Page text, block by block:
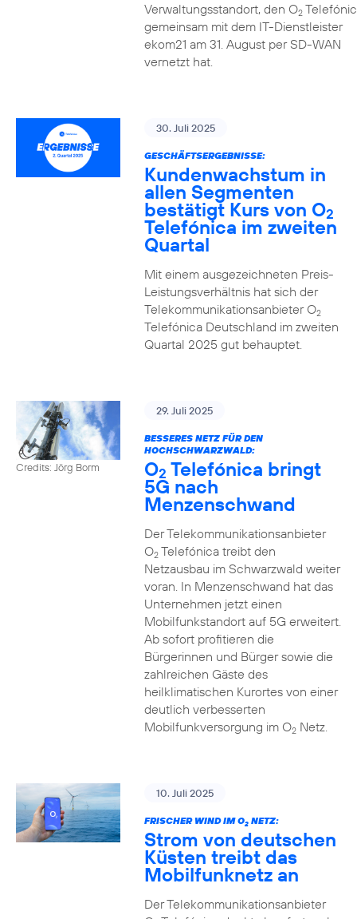
Verwaltungsstandort, den O2
gemeinsam mit dem IT-Dienstleister
ekom21 am 31. August per SD-WAN
vernetzt hat.
30. Juli 2025
GESCHÄFTSERGEBNISSE:
Kundenwachstum in
allen Segmenten
bestätigt Kurs von O2
Telefónica im zweiten
Quartal
Mit einem ausgezeichneten Preis-
Leistungsverhältnis hat sich der
Telekommunikationsanbieter O2
Telefónica Deutschland im zweiten
Quartal 2025 gut behauptet.
Credits: Jörg Borm
29. Juli 2025
BESSERES NETZ FÜR DEN
HOCHSCHWARZWALD:
O2 Telefónica bringt
5G nach
Menzenschwand
Der Telekommunikationsanbieter
O2Telefónica treibt den
Netzausbau im Schwarzwald weiter
voran. In Menzenschwand hat das
Unternehmen jetzt einen
Mobilfunkstandort auf 5G erweitert.
Ab sofort profitieren die
Bürgerinnen und Bürger sowie die
zahlreichen Gäste des
heilklimatischen Kurortes von einer
deutlich verbesserten
Mobilfunkversorgung im O2Netz.
10. Juli 2025
FRISCHER WIND IM O2NETZ:
Strom von deutschen
Küsten treibt das
Mobilfunknetz an
Der Telekommunikationsanbieter